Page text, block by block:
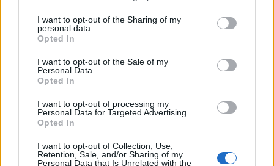
I want to opt-out of the Sharing of my
personal data.
Opted In
I want to opt-out of the Sale of my
Personal Data.
Opted In
I want to opt-out of processing my
Personal Data for Targeted Advertising.
Opted In
I want to opt-out of Collection, Use,
Retention, Sale, and/or Sharing of my
Personal Data that Is Unrelated with the
Davis Instruments har mange smarte små
praktiske innretninger. Denne heter Davis
skamfilingsstrømpe/smerting som
beskyttet nylonstoff, og innvendig er det
100 prosent mothaker-borrelås som holder
stoffet fast til tauvverket og som er enkelt å